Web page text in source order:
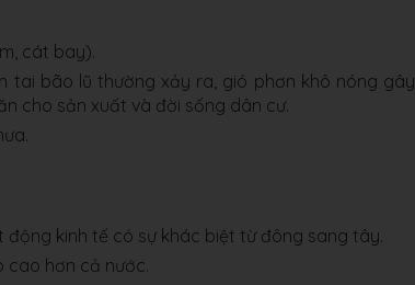
cát bay).
tai bão lũ thường xảy ra, gió phơn khô nóng gây
cho sản xuất và đời sống dân cư.
kinh tế có sự khác biệt từ đông sang tây.
cao hơn cả nước.